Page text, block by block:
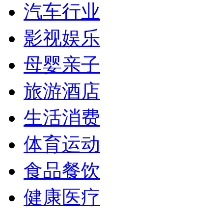
汽车行业
影视娱乐
母婴亲子
旅游酒店
生活消费
体育运动
食品餐饮
健康医疗